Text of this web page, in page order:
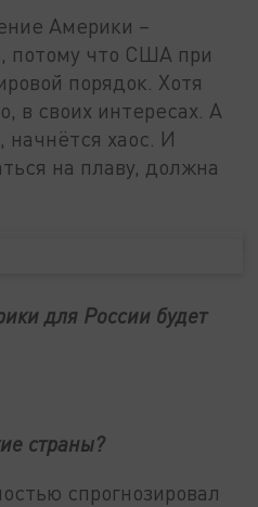
Америки –
потому что США при
порядок. Хотя
в своих интересах. А
начнётся хаос. И
на плаву, должна
для России будет
страны?
спрогнозировал